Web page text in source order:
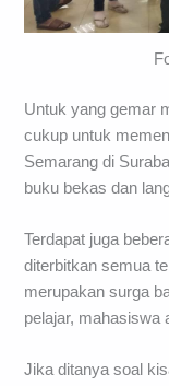
Untuk yang gemar
cukup untuk
Semarang di
buku bekas dan
Terdapat juga
diterbitkan semua
merupakan surga
pelajar, mahasiswa
Jika ditanya soal